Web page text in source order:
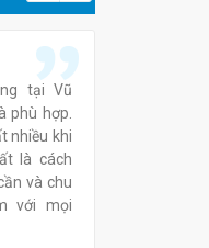
tại Vũ
phù hợp.
nhiều khi
là cách
và chu
với mọi